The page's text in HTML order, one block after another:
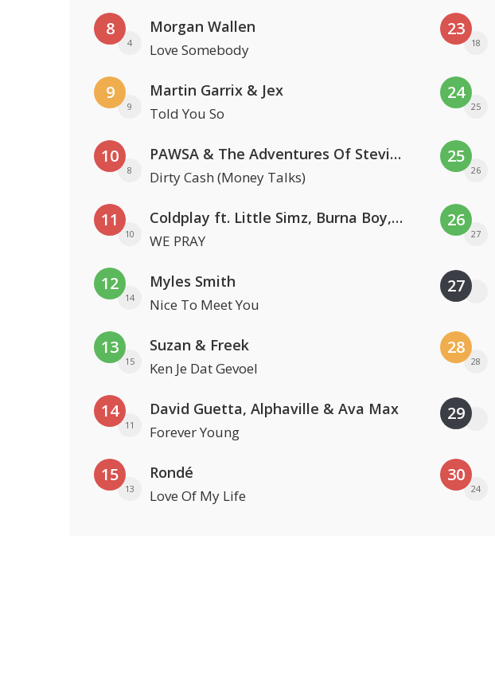
8
4
Morgan Wallen
Love Somebody
9
9
Martin Garrix & Jex
Told You So
10
8
PAWSA & The Adventures Of Stevie V
Dirty Cash (Money Talks)
11
10
Coldplay ft. Little Simz, Burna Boy, Elyanna & Tini
WE PRAY
12
14
Myles Smith
Nice To Meet You
13
15
Suzan & Freek
Ken Je Dat Gevoel
14
11
David Guetta, Alphaville & Ava Max
Forever Young
15
13
Rondé
Love Of My Life
23
18
24
25
25
26
26
27
27
28
28
29
30
24